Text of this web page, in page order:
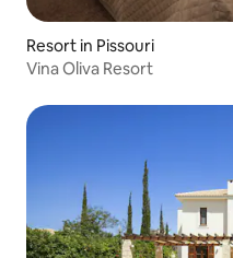
Resort in Pissouri
Vina Oliva Resort